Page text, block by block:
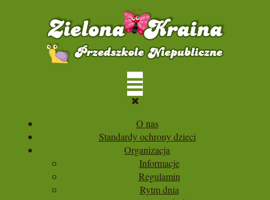
O nas
Standardy ochrony dzieci
Organizacja
Informacje
Regulamin
Rytm dnia